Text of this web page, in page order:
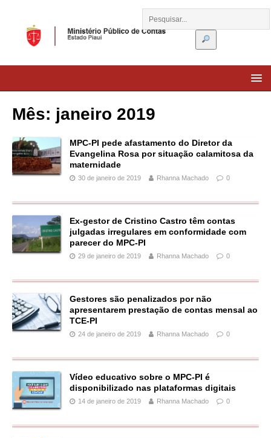
Mês: janeiro 2019
MPC-PI pede afastamento do Diretor da
Evangelina Rosa por situação calamitosa da
maternidade
30 de janeiro de 2019 Rhanna Machado 0
Ex-gestor de Cristino Castro têm contas
julgadas irregulares em conformidade com
parecer do MPC-PI
29 de janeiro de 2019 Rhanna Machado 0
Gestores são penalizados por não
apresentarem prestação de contas mensal ao
TCE-PI
24 de janeiro de 2019 Rhanna Machado 0
Vídeo educativo sobre o MPC-PI é
disponibilizado nas plataformas digitais
14 de janeiro de 2019 Rhanna Machado 0